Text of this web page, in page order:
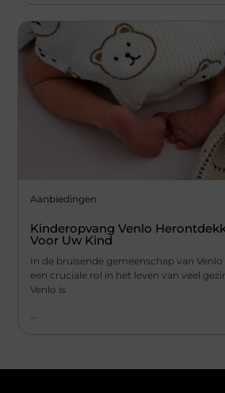
Aanbiedingen
Kinderopvang Venlo
Voor Uw Kind
In de bruisende gemeenschap van
een cruciale rol in het leven van veel
Venlo is
...